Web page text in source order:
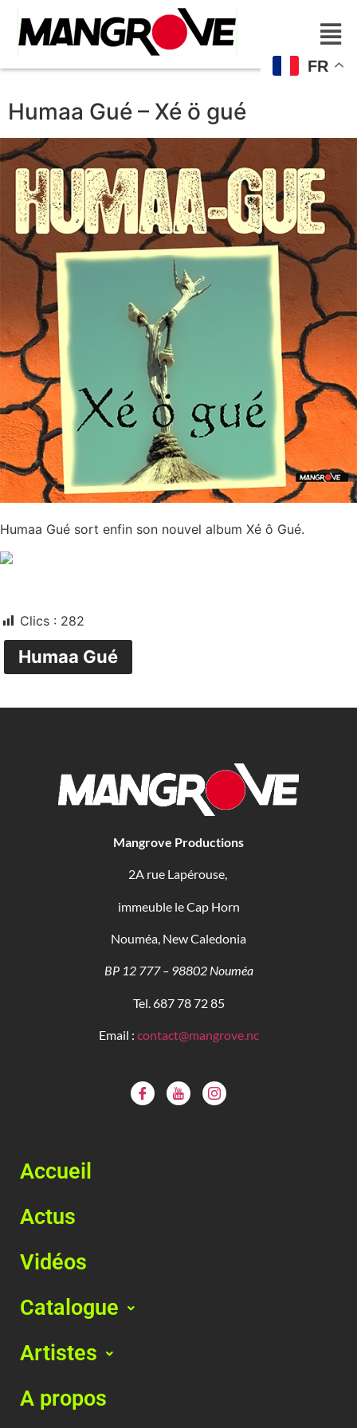
Humaa Gué – Xé ö gué
Humaa Gué sort enfin son nouvel album Xé ô Gué.
Clics : 282
Humaa Gué
Mangrove Productions
2A rue Lapérouse,
immeuble le Cap Horn
Nouméa, New Caledonia
BP 12 777 – 98802 Nouméa
Tel. 687 78 72 85
Email : contact@mangrove.nc
Accueil
Actus
Vidéos
Catalogue
Artistes
A propos
FR